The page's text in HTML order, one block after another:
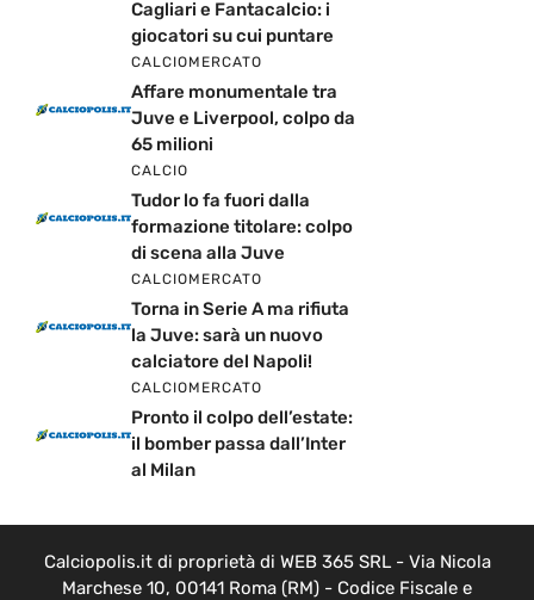
Cagliari e Fantacalcio: i
giocatori su cui puntare
CALCIOMERCATO
Affare monumentale tra
Juve e Liverpool, colpo da
65 milioni
CALCIO
Tudor lo fa fuori dalla
formazione titolare: colpo
di scena alla Juve
CALCIOMERCATO
Torna in Serie A ma rifiuta
la Juve: sarà un nuovo
calciatore del Napoli!
CALCIOMERCATO
Pronto il colpo dell’estate:
il bomber passa dall’Inter
al Milan
Calciopolis.it di proprietà di WEB 365 SRL - Via Nicola
Marchese 10, 00141 Roma (RM) - Codice Fiscale e